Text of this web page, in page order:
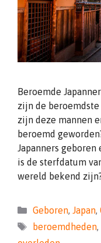
Beroemde
zijn de beroemdste
zijn deze mannen
beroemd
Japanners
is de sterfdatum
wereld bekend
Categorieën
Geboren, Japan,
Tags
beroemdheden,